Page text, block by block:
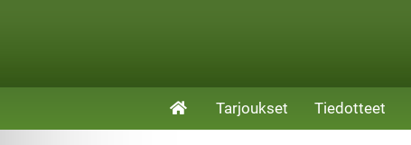
Tarjoukset Tiedotteet